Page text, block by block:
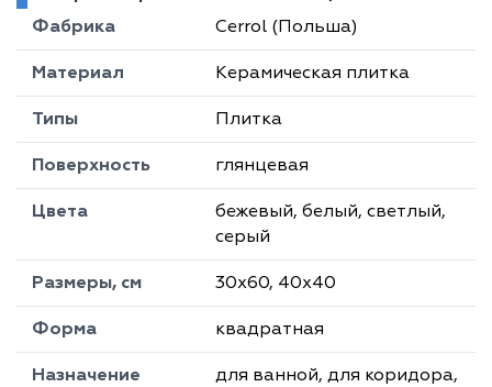
Фабрика Cerrol (Польша)
Материал Керамическая плитка
Типы Плитка
Поверхность глянцевая
Цвета
бежевый, белый, светлый,
серый
Размеры, см 30х60, 40х40
Форма квадратная
Назначение
для ванной, для коридора,